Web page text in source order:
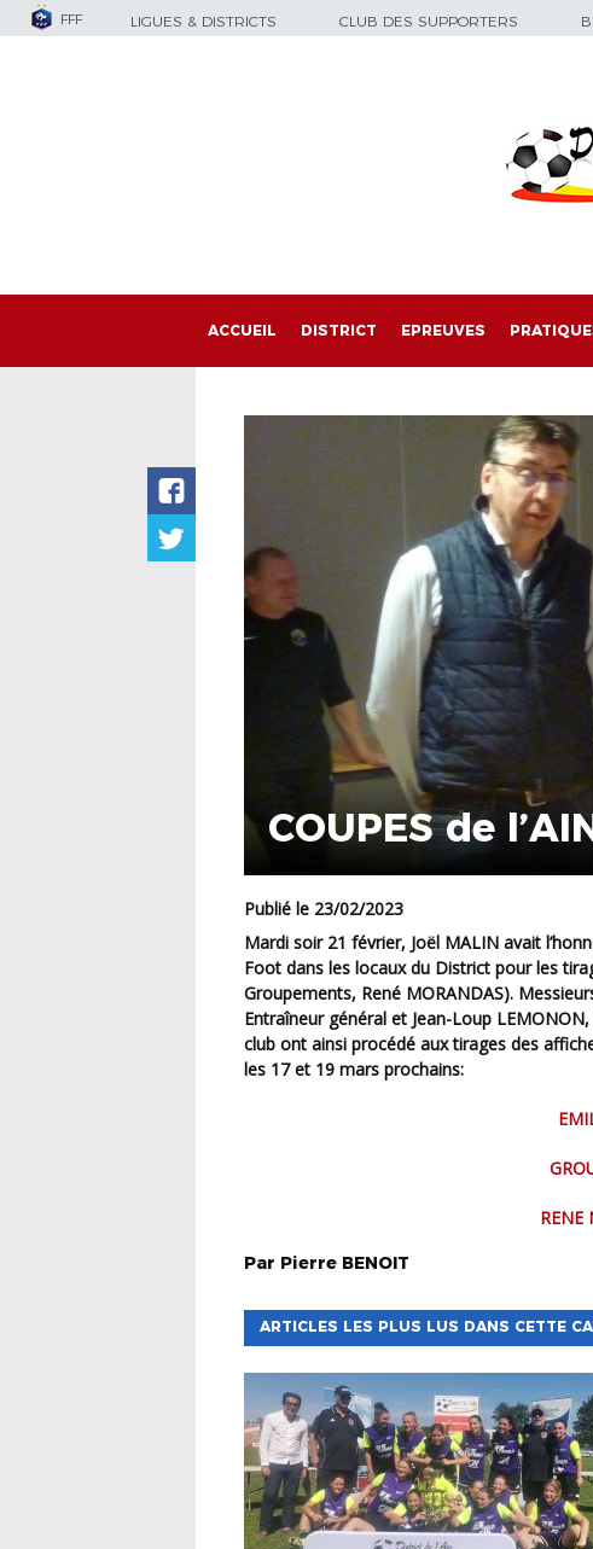
FFF LIGUES & DISTRICTS CLUB DES SUPPORTERS
ACCUEIL DISTRICT EPREUVES
COUPES de
Publié le 23/02/2023
Mardi soir 21 février, Joël MALIN avait
Foot dans les locaux du District pour les
Groupements, René MORANDAS).
Entraîneur général et Jean-Loup
club ont ainsi procédé aux tirages des
les 17et 19 mars prochains:
Par Pierre BENOIT
ARTICLES LES PLUS LUS DANS CETTE